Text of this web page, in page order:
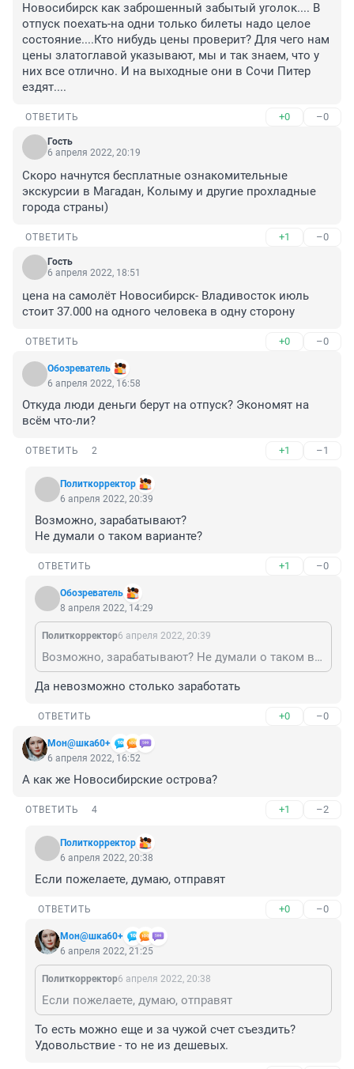
Новосибирск как заброшенный забытый уголок.... В
отпуск поехать-на одни только билеты надо целое
состояние....Кто нибудь цены проверит? Для чего нам
цены златоглавой указывают, мы и так знаем, что у
них все отлично. И на выходные они в Сочи Питер
ездят....
ОТВЕТИТЬ +0 –0
Гость
6 апреля 2022, 20:19
Скоро начнутся бесплатные ознакомительные
экскурсии в Магадан, Колыму и другие прохладные
города страны)
ОТВЕТИТЬ +1 –0
Гость
6 апреля 2022, 18:51
цена на самолёт Новосибирск- Владивосток июль
стоит 37.000 на одного человека в одну сторону
ОТВЕТИТЬ +0 –0
Обозреватель
6 апреля 2022, 16:58
Откуда люди деньги берут на отпуск? Экономят на
всём что-ли?
ОТВЕТИТЬ 2 +1 –1
Политкорректор
6 апреля 2022, 20:39
Возможно, зарабатывают?
Не думали о таком варианте?
ОТВЕТИТЬ +1 –0
Обозреватель
8 апреля 2022, 14:29
Политкорректор6 апреля 2022, 20:39
Возможно, зарабатывают? Не думали о таком варианте?
Да невозможно столько заработать
ОТВЕТИТЬ +0 –0
Мон@шка60+
6 апреля 2022, 16:52
А как же Новосибирские острова?
ОТВЕТИТЬ 4 +1 –2
Политкорректор
6 апреля 2022, 20:38
Если пожелаете, думаю, отправят
ОТВЕТИТЬ +0 –0
Мон@шка60+
6 апреля 2022, 21:25
Политкорректор6 апреля 2022, 20:38
Если пожелаете, думаю, отправят
То есть можно еще и за чужой счет съездить?
Удовольствие - то не из дешевых.